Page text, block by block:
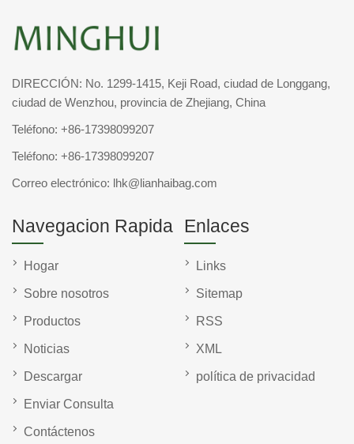
DIRECCIÓN: No. 1299-1415, Keji Road, ciudad de Longgang,
ciudad de Wenzhou, provincia de Zhejiang, China
Teléfono: +86-17398099207
Teléfono: +86-17398099207
Correo electrónico: lhk@lianhaibag.com
Navegacion Rapida
Hogar
Sobre nosotros
Productos
Noticias
Descargar
Enviar Consulta
Contáctenos
Enlaces
Links
Sitemap
RSS
XML
política de privacidad